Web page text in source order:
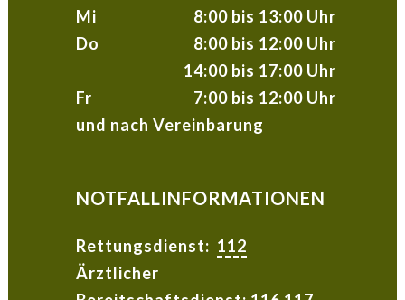
Mi
8:00 bis 13:00 Uhr
Do
8:00 bis 12:00 Uhr
14:00 bis 17:00 Uhr
Fr
7:00 bis 12:00 Uhr
und nach Vereinbarung
NOTFALLINFORMATIONEN
Rettungsdienst: 112
Ärztlicher